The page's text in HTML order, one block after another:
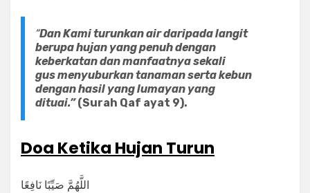
“Dan Kami turunkan air daripada langit
berupa hujan yang penuh dengan
keberkatan dan manfaatnya sekali
gus menyuburkan tanaman serta kebun
dengan hasil yang lumayan yang
dituai.”(Surah Qaf ayat 9).
Doa Ketika Hujan Turun
ﺍﻟﻠَّﻬُﻢَّ ﺻَﻴِّﺒًﺎ ﻧَﺎﻓِﻌًﺎ